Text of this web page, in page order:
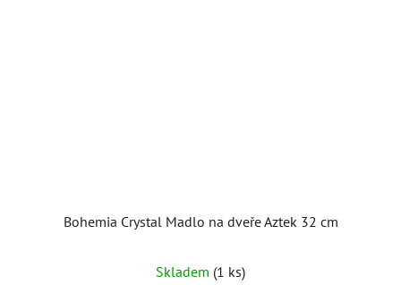
Bohemia Crystal Madlo na dveře Aztek 32 cm
Skladem (1 ks)